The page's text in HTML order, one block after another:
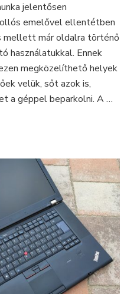
GTA
V-
ben
jelentősen
emelővel ellentétben
mellett már oldalra történő
használatukkal. Ennek
megközelíthető helyek
velük, sőt azok is,
a géppel beparkolni. A …